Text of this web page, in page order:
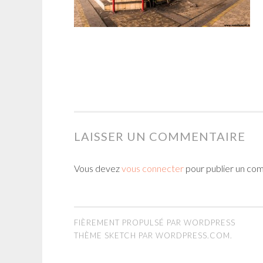
LAISSER UN COMMENTAIRE
Vous devezvous connecter pour publier un
FIÈREMENT PROPULSÉ PAR WORDPRESS
THÈME SKETCH PAR WORDPRESS.COM